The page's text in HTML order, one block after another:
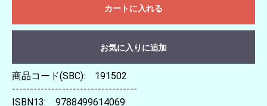
カートに入れる
お気に入りに追加
商品コード(SBC): 191502
-----------------------------------
ISBN13: 9788499614069